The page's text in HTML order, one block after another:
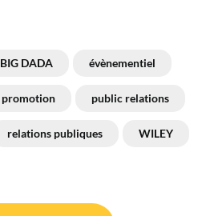
BIG DADA évènementiel
promotion public relations
relations publiques WILEY